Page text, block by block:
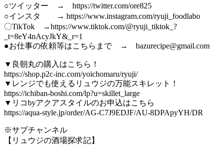
○ツイッター → https://twitter.com/ore825
○インスタ → https://www.instagram.com/ryuji_foodlabo
〇TikTok →https://www.tiktok.com/@ryuji_tiktok_?
_t=8eY4nAcyJkY&_r=1
●お仕事の依頼等はこちらまで → bazurecipe@gmail.com
▼良朝丸の購入はこちら！
https://shop.p2c-inc.com/yoichomaru/ryuji/
▼レンジでも使えるリュウジの万能スキレット！
https://ichiban-boshi.com/lp?u=skillet_large
▼リコbyアクアスタイルのお申込はこちら
https://aqua-style.jp/order/AG-C7J9EDJF/AU-8DPApyYH/DR
※サブチャンネル
【リュウジの酒場探求記】